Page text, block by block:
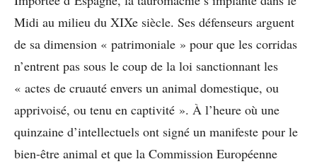
Midi au milieu du XIXe siècle. Ses défenseurs arguent
de sa dimension « patrimoniale » pour que les corridas
n’entrent pas sous le coup de la loi sanctionnant les
« actes de cruauté envers un animal domestique, ou
apprivoisé, ou tenu en captivité ». À l’heure où une
quinzaine d’intellectuels ont signé un manifeste pour le
bien-être animal et que la Commission Européenne